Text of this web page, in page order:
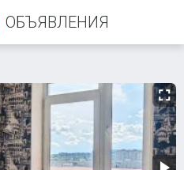
ОБЪЯВЛЕНИЯ
38-73